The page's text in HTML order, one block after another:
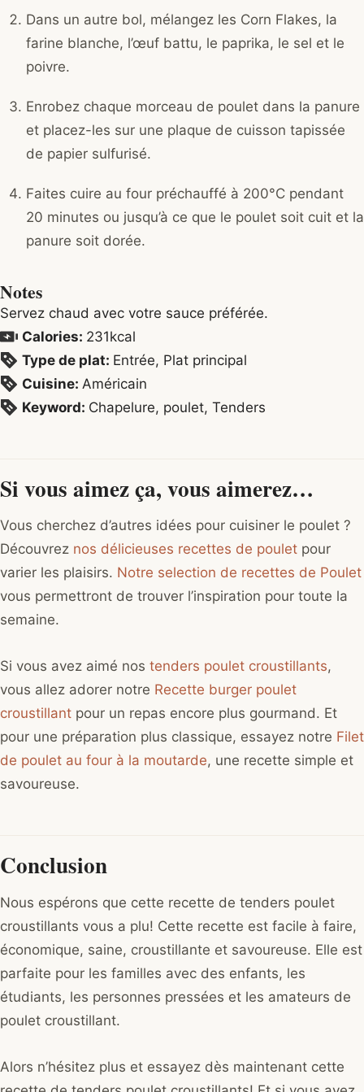
Dans un autre bol, mélangez les Corn Flakes, la
farine blanche, l’œuf battu, le paprika, le sel et le
poivre.
Enrobez chaque morceau de poulet dans la panure
et placez-les sur une plaque de cuisson tapissée
de papier sulfurisé.
Faites cuire au four préchauffé à 200°C pendant
20 minutes ou jusqu’à ce que le poulet soit cuit et la
panure soit dorée.
Notes
Servez chaud avec votre sauce préférée.
Calories: 231kcal
Type de plat: Entrée, Plat principal
Cuisine:Américain
Keyword: Chapelure, poulet, Tenders
Si vous aimez ça, vous aimerez…
Vous cherchez d’autres idées pour cuisiner le poulet ?
Découvrez nos délicieuses recettes de poulet pour
varier les plaisirs. Notre selection de recettes de Poulet
vous permettront de trouver l’inspiration pour toute la
semaine.
Si vous avez aimé nos tenders poulet croustillants,
vous allez adorer notre Recette burger poulet
croustillant pour un repas encore plus gourmand. Et
pour une préparation plus classique, essayez notre Filet
de poulet au four à la moutarde, une recette simple et
savoureuse.
Conclusion
Nous espérons que cette recette de tenders poulet
croustillants vous a plu! Cette recette est facile à faire,
économique, saine, croustillante et savoureuse. Elle est
parfaite pour les familles avec des enfants, les
étudiants, les personnes pressées et les amateurs de
poulet croustillant.
Alors n’hésitez plus et essayez dès maintenant cette